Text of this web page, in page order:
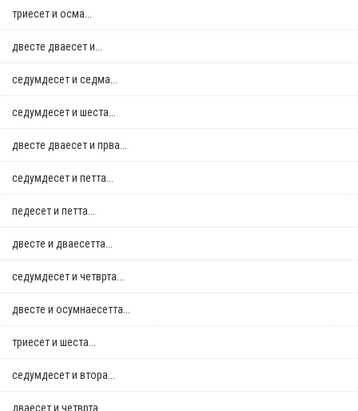
триесет и осма...
двестe дваесет и...
седумдесет и седма...
седумдесет и шеста...
двестe дваесет и прва...
седумдесет и петта...
педесет и петта...
двестe и дваесетта...
седумдесет и четврта...
двестe и осумнaесетта...
триесет и шеста...
седумдесет и втора...
дваесет и четврта...